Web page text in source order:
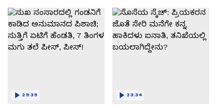
29:39 23:34